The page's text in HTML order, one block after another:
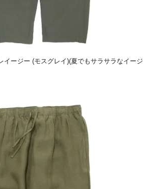
イージー (モスグレイ)(夏でもサラサラなイージ